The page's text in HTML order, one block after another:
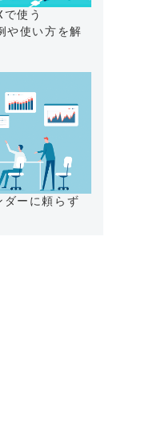
使う
や使い方を解
ダーに頼らず